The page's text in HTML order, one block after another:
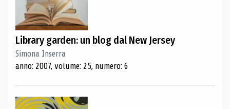
Library garden: un blog dal New Jersey
Simona Inserra
anno: 2007, volume: 25, numero: 6